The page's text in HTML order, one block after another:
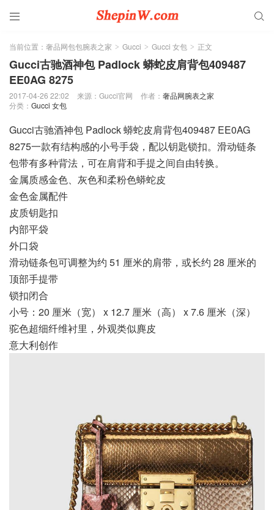
 
当前位置： 奢品网包包腕表之家 > Gucci > Gucci 女包 > 正文
Gucci古驰酒神包 Padlock 蟒蛇皮肩背包409487
EE0AG 8275
2017-04-26 22:02 来源：Gucci官网 作者： 奢品网腕表之家
分类： Gucci 女包
Gucci古驰酒神包 Padlock 蟒蛇皮肩背包409487 EE0AG
8275一款有结构感的小号手袋，配以钥匙锁扣。滑动链条
包带有多种背法，可在肩背和手提之间自由转换。
金属质感金色、灰色和柔粉色蟒蛇皮
金色金属配件
皮质钥匙扣
内部平袋
外口袋
滑动链条包可调整为约 51 厘米的肩带，或长约 28 厘米的
顶部手提带
锁扣闭合
小号：20 厘米（宽） x 12.7 厘米（高） x 7.6 厘米（深）
驼色超细纤维衬里，外观类似麂皮
意大利创作